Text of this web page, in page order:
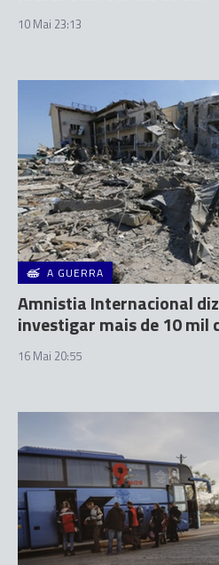
10 Mai 23:13
A GUERRA
Amnistia Internacional
investigar mais de 10 mil
16 Mai 20:55